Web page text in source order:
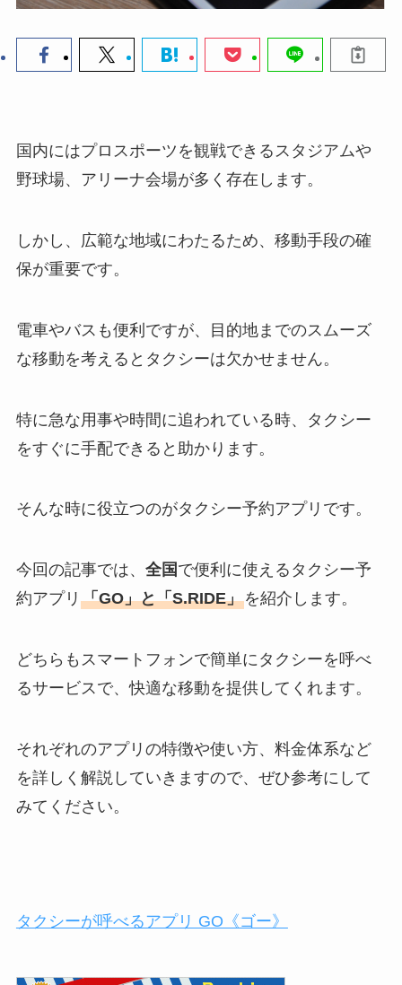
国内にはプロスポーツを観戦できるスタジアムや
野球場、アリーナ会場が多く存在します。
しかし、広範な地域にわたるため、移動手段の確
保が重要です。
電車やバスも便利ですが、目的地までのスムーズ
な移動を考えるとタクシーは欠かせません。
特に急な用事や時間に追われている時、タクシー
をすぐに手配できると助かります。
そんな時に役立つのがタクシー予約アプリです。
今回の記事では、 全国 で便利に使えるタクシー予
約アプリ 「GO」と「S.RIDE」を紹介します。
どちらもスマートフォンで簡単にタクシーを呼べ
るサービスで、快適な移動を提供してくれます。
それぞれのアプリの特徴や使い方、料金体系など
を詳しく解説していきますので、ぜひ参考にして
みてください。
タクシーが呼べるアプリ GO《ゴー》